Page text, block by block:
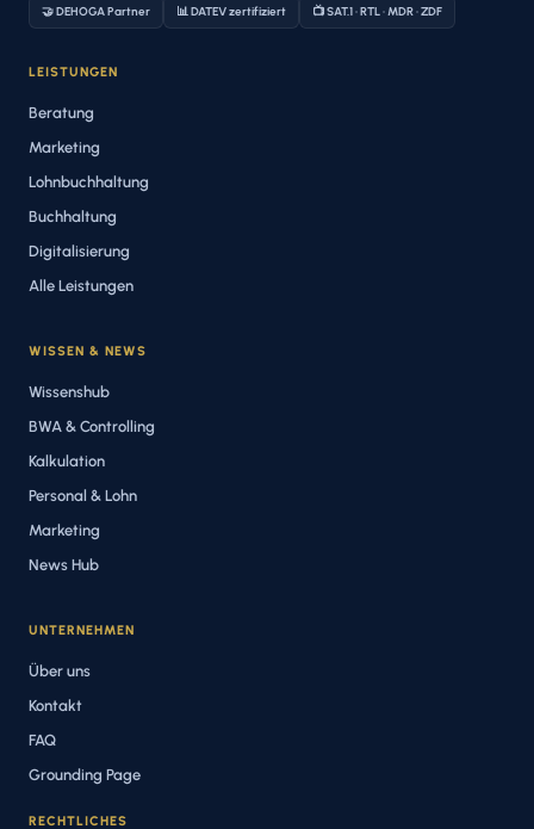
🤝 DEHOGA Partner 📊 DATEV zertifiziert 📺 SAT.1 · RTL · MDR · ZDF
LEISTUNGEN
Beratung
Marketing
Lohnbuchhaltung
Buchhaltung
Digitalisierung
Alle Leistungen
WISSEN & NEWS
Wissenshub
BWA & Controlling
Kalkulation
Personal & Lohn
Marketing
News Hub
UNTERNEHMEN
Über uns
Kontakt
FAQ
Grounding Page
RECHTLICHES